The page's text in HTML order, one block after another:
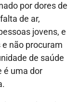
por dores de
de ar,
jovens, e
não procuram
de saúde
é uma dor